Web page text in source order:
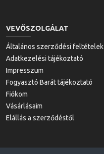
VEVŐSZOLGÁLAT
Általános szerződési feltételek
Adatkezelési tájékoztató
Impresszum
Fogyasztó Barát tájékoztató
Fiókom
Vásárlásaim
Elállás a szerződéstől